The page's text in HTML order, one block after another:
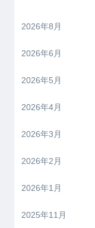
2026年8月
2026年6月
2026年5月
2026年4月
2026年3月
2026年2月
2026年1月
2025年11月